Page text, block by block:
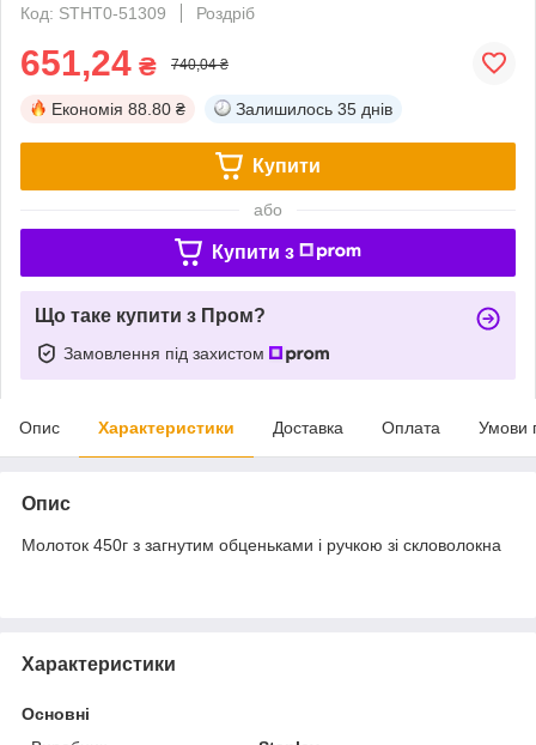
Код: STHT0-51309
Роздріб
651,24 ₴ 740,04 ₴
Економія 88.80 ₴ Залишилось 35 днів
Купити
або
Купити з
Що таке купити з Пром?
Замовлення під захистом
Опис Характеристики Доставка Оплата Умови
Опис
Молоток 450г з загнутим обценьками і ручкою зі скловолокна
Характеристики
Основні